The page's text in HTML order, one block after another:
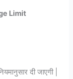
Limit
दी जाएगी |